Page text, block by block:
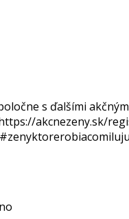
s ďalšími
akcnezeny.sk/